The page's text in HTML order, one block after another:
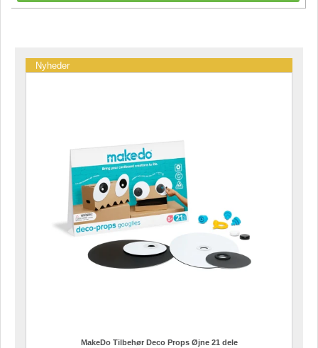
Nyheder
MakeDo Tilbehør Deco Props Øjne 21 dele